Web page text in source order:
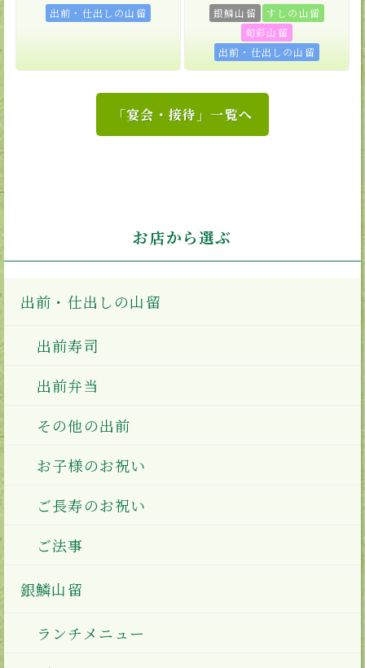
出前・仕出しの山留
銀鱗山留
すしの山留
旬彩山留
出前・仕出しの山留
「宴会・接待」一覧へ
お店から選ぶ
出前・仕出しの山留
出前寿司
出前弁当
その他の出前
お子様のお祝い
ご長寿のお祝い
ご法事
銀鱗山留
ランチメニュー